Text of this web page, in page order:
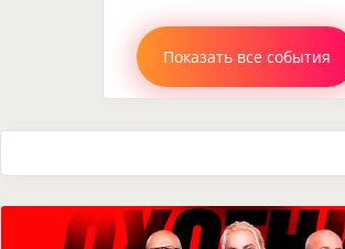
Показать все события